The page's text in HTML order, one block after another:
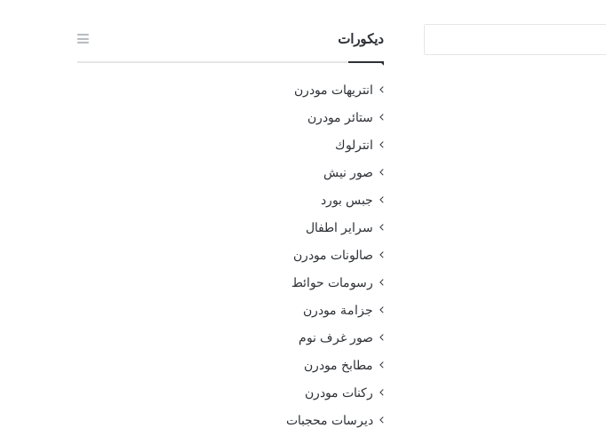
ديكورات
انتريهات مودرن
ستائر مودرن
انترلوك
صور نيش
جبس بورد
سراير اطفال
صالونات مودرن
رسومات حوائط
جزامة مودرن
صور غرف نوم
مطابخ مودرن
ركنات مودرن
ديرسات محجبات